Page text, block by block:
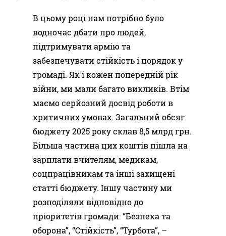
В цьому році нам потрібно було
водночас дбати про людей,
підтримувати армію та
забезпечувати стійкість і порядок у
громаді. Як і кожен попередній рік
війни, ми мали багато викликів. Втім
маємо серйозний досвід роботи в
критичних умовах. Загальний обсяг
бюджету 2025 року склав 8,5 млрд грн.
Більша частина цих коштів пішла на
зарплати вчителям, медикам,
соцпрацівникам та інші захищені
статті бюджету. Іншу частину ми
розподіляли відповідно до
пріоритетів громади: “Безпека та
оборона”, “Стійкість”, “Турбота”, –